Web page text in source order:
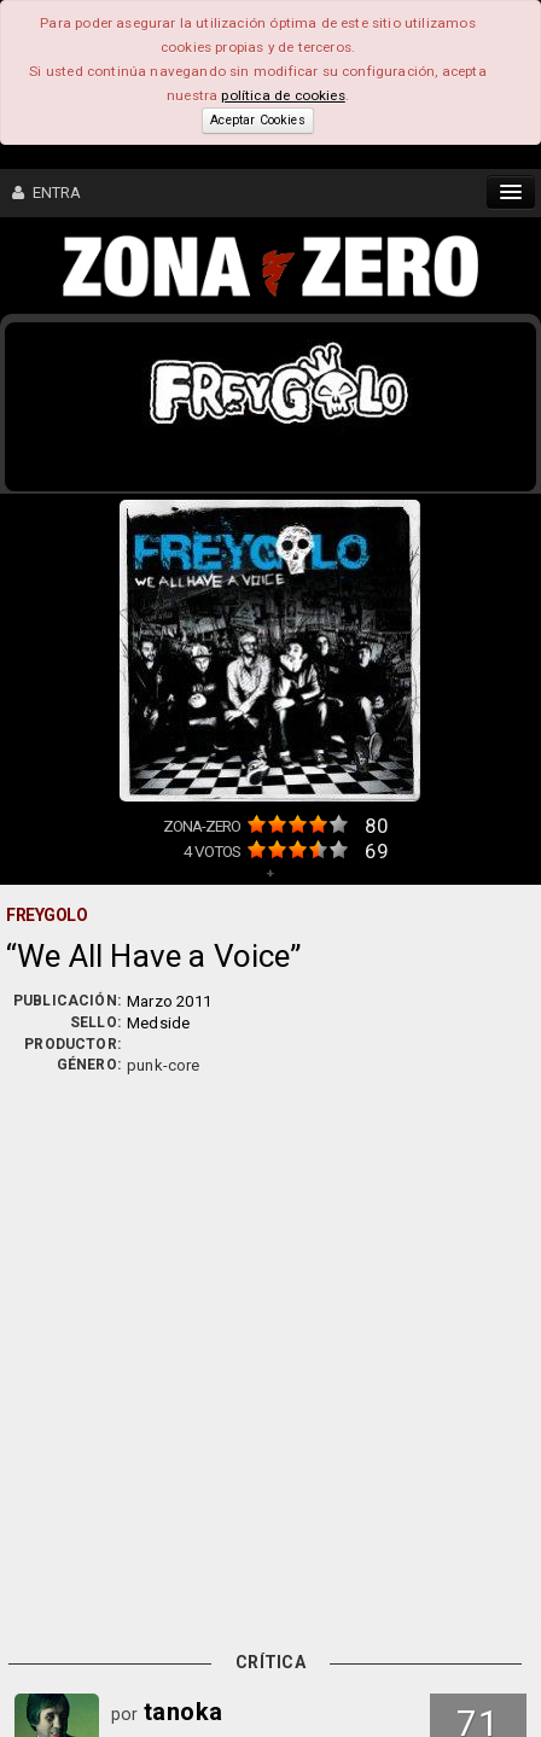
Para poder asegurar la utilización óptima de este sitio utilizamos
cookies propias y de terceros.
Si usted continúa navegando sin modificar su configuración, acepta
nuestrapolítica de cookies.
Aceptar Cookies
ENTRA
CONTENIDO
ZONA-ZERO 80
4VOTOS 69
+
FREYGOLO
We All Have a Voice
PUBLICACIÓN: Marzo 2011
SELLO: Medside
PRODUCTOR:
GÉNERO: punk-core
CRÍTICA
71
por tanoka